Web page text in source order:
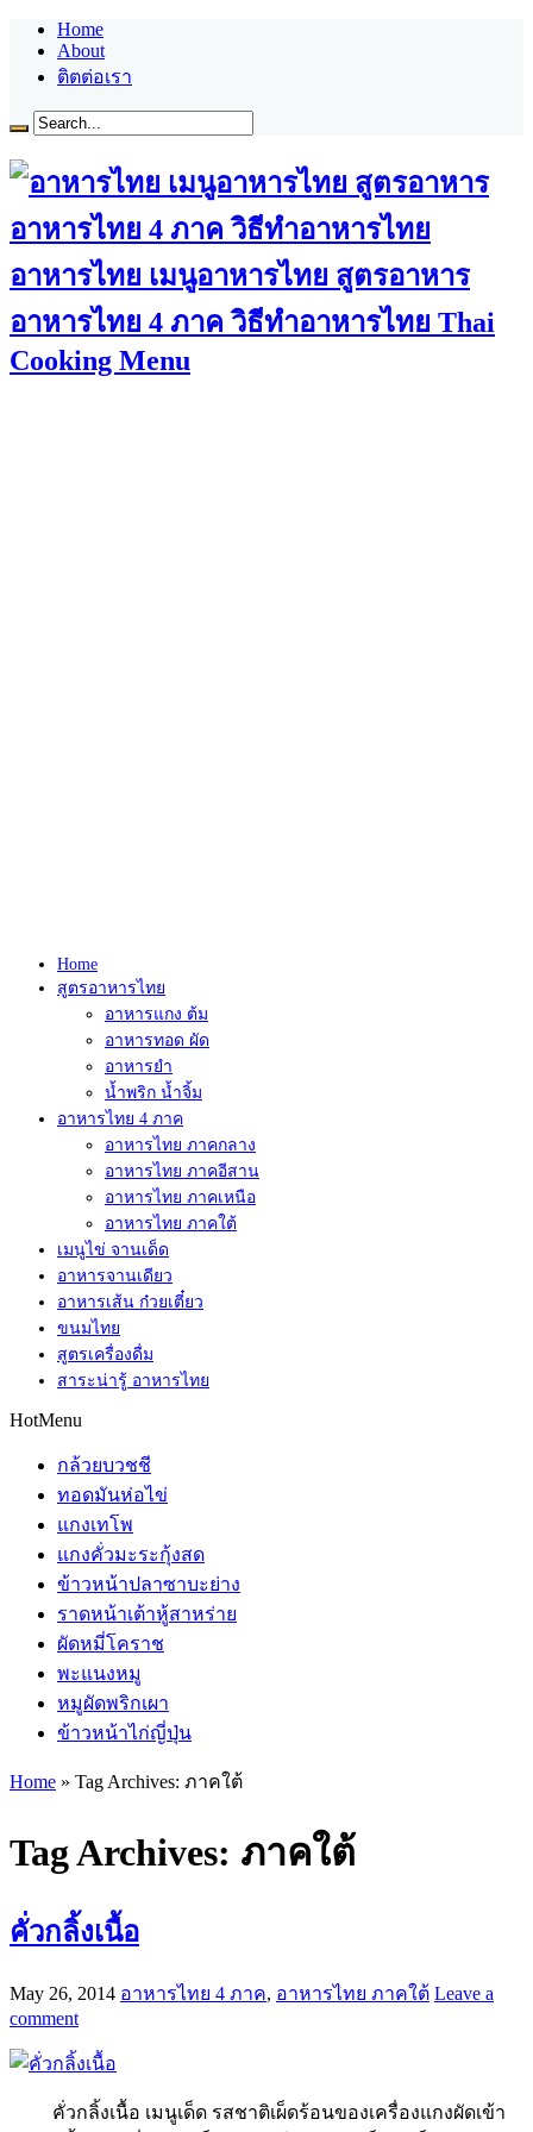
Home
About
ติตต่อเรา
อาหารไทย เมนูอาหารไทย สูตรอาหาร
อาหารไทย 4 ภาค วิธีทำอาหารไทย Thai
Cooking Menu
Home
สูตรอาหารไทย
อาหารแกง ต้ม
อาหารทอด ผัด
อาหารยำ
น้ำพริก น้ำจิ้ม
อาหารไทย 4 ภาค
อาหารไทย ภาคกลาง
อาหารไทย ภาคอีสาน
อาหารไทย ภาคเหนือ
อาหารไทย ภาคใต้
เมนูไข่ จานเด็ด
อาหารจานเดียว
อาหารเส้น ก๋วยเตี๋ยว
ขนมไทย
สูตรเครื่องดื่ม
สาระน่ารู้ อาหารไทย
HotMenu
กล้วยบวชชี
ทอดมันห่อไข่
แกงเทโพ
แกงคั่วมะระกุ้งสด
ข้าวหน้าปลาซาบะย่าง
ราดหน้าเต้าหู้สาหร่าย
ผัดหมี่โคราช
พะแนงหมู
หมูผัดพริกเผา
ข้าวหน้าไก่ญี่ปุ่น
Home » Tag Archives: ภาคใต้
Tag Archives: ภาคใต้
คั่วกลิ้งเนื้อ
May 26, 2014 อาหารไทย 4 ภาค, อาหารไทย ภาคใต้ Leave a
comment
คั่วกลิ้งเนื้อ เมนูเด็ด รสชาติเผ็ดร้อนของเครื่องแกงผัดเข้า